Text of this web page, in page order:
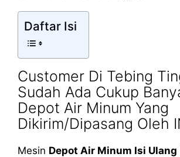
Daftar Isi
Customer Di Tebing
Sudah Ada Cukup
Depot Air Minum Yang
Dikirim/Dipasang Oleh
Mesin Depot Air Minum Isi Ulang